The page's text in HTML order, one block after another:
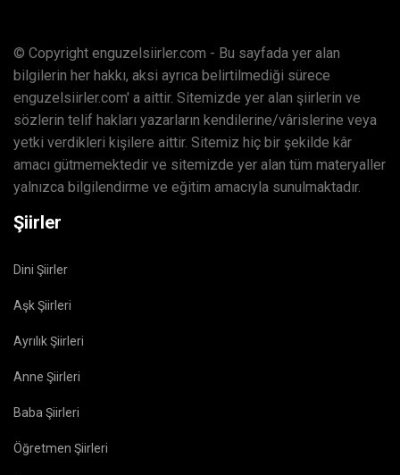
© Copyright enguzelsiirler.com - Bu sayfada yer alan
bilgilerin her hakkı, aksi ayrıca belirtilmediği sürece
enguzelsiirler.com' a aittir. Sitemizde yer alan şiirlerin ve
sözlerin telif hakları yazarların kendilerine/vârislerine veya
yetki verdikleri kişilere aittir. Sitemiz hiç bir şekilde kâr
amacı gütmemektedir ve sitemizde yer alan tüm materyaller
yalnızca bilgilendirme ve eğitim amacıyla sunulmaktadır.
Şiirler
Dini Şiirler
Aşk Şiirleri
Ayrılık Şiirleri
Anne Şiirleri
Baba Şiirleri
Öğretmen Şiirleri